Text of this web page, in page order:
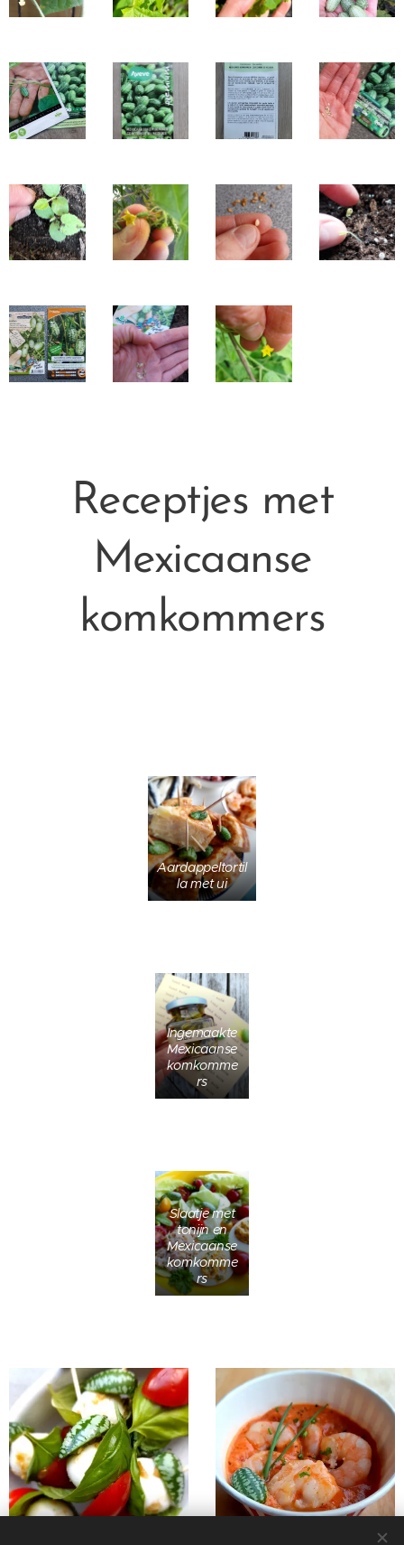
Receptjes met
Mexicaanse
komkommers
Aardappeltortil
la met ui
Ingemaakte
Mexicaanse
komkomme
rs
Slaatje met
tonijn en
Mexicaanse
komkomme
rs